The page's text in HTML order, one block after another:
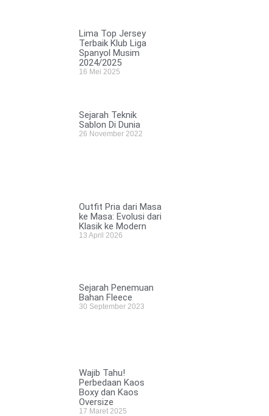
Lima Top Jersey
Terbaik Klub Liga
Spanyol Musim
2024/2025
16 Mei 2025
Sejarah Teknik
Sablon Di Dunia
26 November 2022
Outfit Pria dari Masa
ke Masa: Evolusi dari
Klasik ke Modern
13 April 2026
Sejarah Penemuan
Bahan Fleece
30 September 2023
Wajib Tahu!
Perbedaan Kaos
Boxy dan Kaos
Oversize
17 Maret 2025